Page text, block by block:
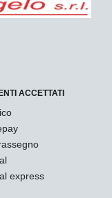
ACCETTATI
express